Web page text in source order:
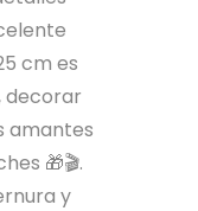
cm es
decorar
amantes
🎁🎬.
y